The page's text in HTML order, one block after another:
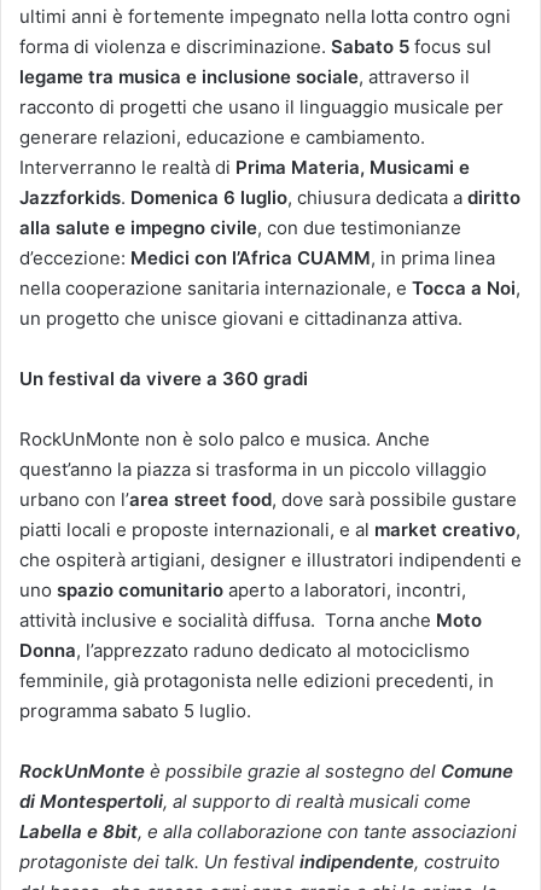
ultimi anni è fortemente impegnato nella lotta contro ogni
forma di violenza e discriminazione. Sabato 5 focus sul
legame tra musica e inclusione sociale, attraverso il
racconto di progetti che usano il linguaggio musicale per
generare relazioni, educazione e cambiamento.
Interverranno le realtà di Prima Materia, Musicami e
Jazzforkids. Domenica 6 luglio, chiusura dedicata a diritto
alla salute e impegno civile, con due testimonianze
d’eccezione: Medici con l’Africa CUAMM, in prima linea
nella cooperazione sanitaria internazionale, e Tocca a Noi,
un progetto che unisce giovani e cittadinanza attiva.
Un festival da vivere a 360 gradi
RockUnMonte non è solo palco e musica. Anche
quest’anno la piazza si trasforma in un piccolo villaggio
urbano con l’area street food, dove sarà possibile gustare
piatti locali e proposte internazionali, e al market creativo,
che ospiterà artigiani, designer e illustratori indipendenti e
uno spazio comunitario aperto a laboratori, incontri,
attività inclusive e socialità diffusa. Torna anche Moto
Donna, l’apprezzato raduno dedicato al motociclismo
femminile, già protagonista nelle edizioni precedenti, in
programma sabato 5 luglio.
RockUnMonte è possibile grazie al sostegno del Comune
di Montespertoli, al supporto di realtà musicali come
Labella e 8bit, e alla collaborazione con tante associazioni
protagoniste dei talk. Un festival indipendente, costruito